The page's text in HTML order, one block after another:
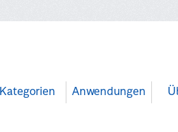
Kategorien Anwendungen